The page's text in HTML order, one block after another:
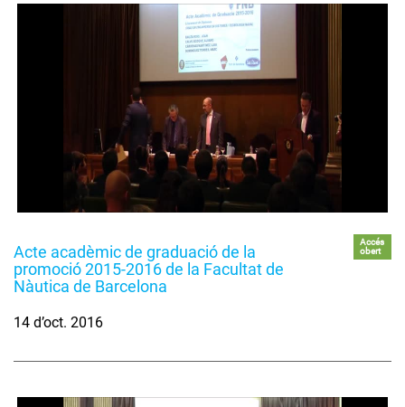
Acte acadèmic de graduació de la
promoció 2015-2016 de la Facultat de
Nàutica de Barcelona
Accés
obert
14 d’oct. 2016